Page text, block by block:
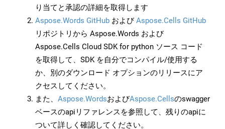
り当てと承認の詳細を取得します
Aspose.Words GitHub およびAspose.Cells GitHub
リポジトリから Aspose.Words および
Aspose.Cells Cloud SDK for python ソース コード
を取得して、SDK を自分でコンパイル/使用する
か、別のダウンロード オプションのリリースにア
クセスしてください。
また、 Aspose.WordsおよびAspose.Cellsのswagger
ベースのapiリファレンスを参照して、残りのapiに
ついて詳しく確認してください。